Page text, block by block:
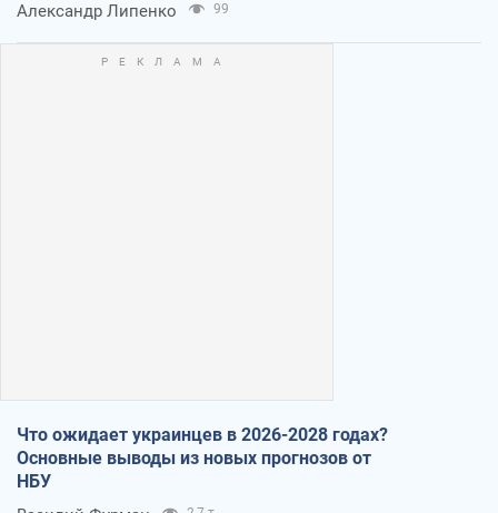
Александр Липенко 99
Что ожидает украинцев в 2026-2028 годах?
Основные выводы из новых прогнозов от
НБУ